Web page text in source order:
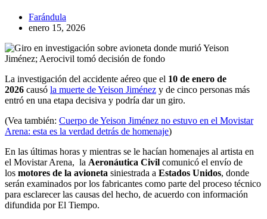
Farándula
enero 15, 2026
La investigación del accidente aéreo que el 10 de enero de
2026 causó la muerte de Yeison Jiménez y de cinco personas más
entró en una etapa decisiva y podría dar un giro.
(Vea también: Cuerpo de Yeison Jiménez no estuvo en el Movistar
Arena: esta es la verdad detrás de homenaje)
En las últimas horas y mientras se le hacían homenajes al artista en
el Movistar Arena, la Aeronáutica Civil comunicó el envío de
los motores de la avioneta siniestrada a Estados Unidos, donde
serán examinados por los fabricantes como parte del proceso técnico
para esclarecer las causas del hecho, de acuerdo con información
difundida por El Tiempo.